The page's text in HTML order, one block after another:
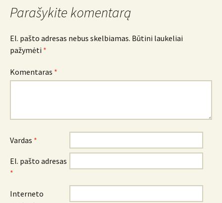
Parašykite komentarą
El. pašto adresas nebus skelbiamas. Būtini laukeliai
pažymėti *
Komentaras *
Vardas *
El. pašto adresas
*
Interneto